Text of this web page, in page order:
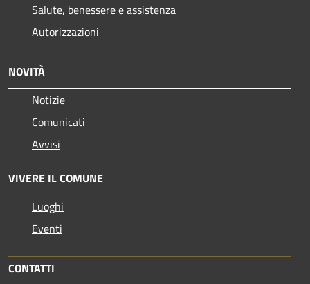
Salute, benessere e assistenza
Autorizzazioni
NOVITÀ
Notizie
Comunicati
Avvisi
VIVERE IL COMUNE
Luoghi
Eventi
CONTATTI